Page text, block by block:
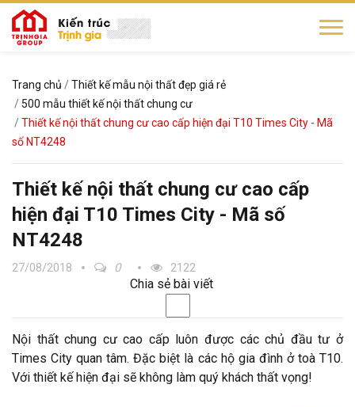
Trang chủ
Thiết kế mẫu nội thất đẹp giá rẻ
500 mẫu thiết kế nội thất chung cư
Thiết kế nội thất chung cư cao cấp hiện đại T10 Times City - Mã
số NT4248
Thiết kế nội thất chung cư cao cấp
hiện đại T10 Times City - Mã số
NT4248
27/08/2018 0 2122
Chia sẻ bài viết
Nội thất chung cư cao cấp luôn được các chủ đầu tư ở
Times City quan tâm. Đặc biệt là các hộ gia đình ở toà T10.
Với thiết kế hiện đại sẽ không làm quý khách thất vọng!